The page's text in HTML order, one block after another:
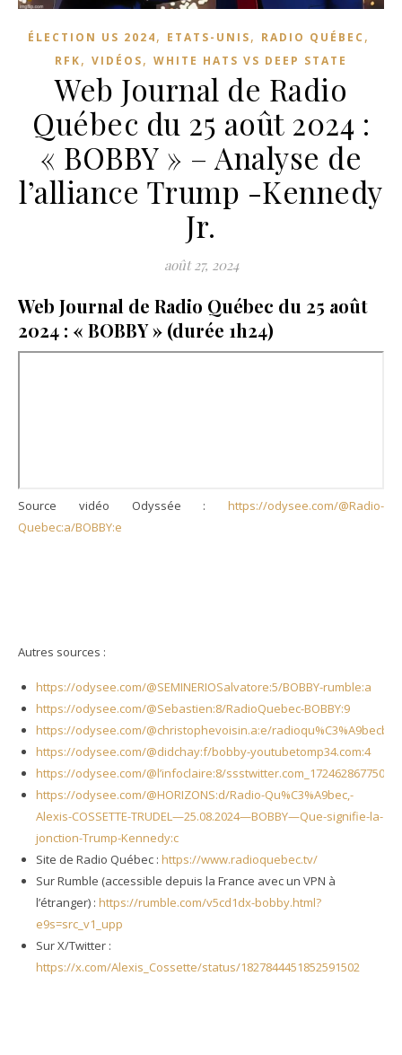
ÉLECTION US 2024, ETATS-UNIS, RADIO QUÉBEC ,
RFK, VIDÉOS, WHITE HATS VS DEEP STATE
Web Journal de Radio
Québec du 25 août 2024 :
« BOBBY » – Analyse de
l’alliance Trump -Kennedy
Jr.
août 27, 2024
Web Journal de Radio Québec du 25 août
2024 : « BOBBY » (durée 1h24)
Source vidéo Odyssée : https://odysee.com/@Radio-
Quebec:a/BOBBY:e
Autres sources :
https://odysee.com/@SEMINERIOSalvatore:5/BOBBY-rumble:a
https://odysee.com/@Sebastien:8/RadioQuebec-BOBBY:9
https://odysee.com/@christophevoisin.a:e/
https://odysee.com/@didchay:f/bobby-youtubetomp34.com:4
https://odysee.com/@l’infoclaire:8/ssstwitter.com_1724628677505:e
https://odysee.com/@HORIZONS:d/Radio-Qu%C3%A9bec,-
Alexis-COSSETTE-TRUDEL—25.08.2024—BOBBY—Que-signifie-la-
jonction-Trump-Kennedy:c
Site de Radio Québec : https://www.radioquebec.tv/
Sur Rumble (accessible depuis la France avec un VPN à
l’étranger) : https://rumble.com/v5cd1dx-bobby.html?
e9s=src_v1_upp
Sur X/Twitter :
https://x.com/Alexis_Cossette/status/1827844451852591502